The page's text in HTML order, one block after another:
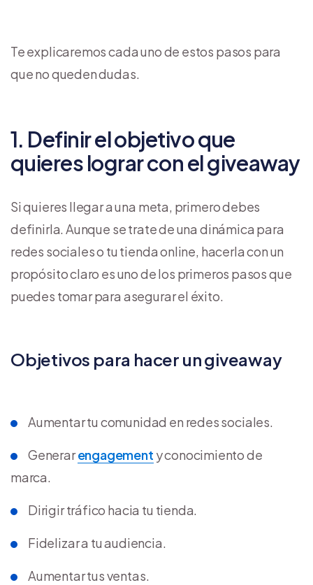
Te explicaremos cada uno de estos pasos para
que no queden dudas.
1. Definir el objetivo que
quieres lograr con el giveaway
Si quieres llegar a una meta, primero debes
definirla. Aunque se trate de una dinámica para
redes sociales o tu tienda online, hacerla con un
propósito claro es uno de los primeros pasos que
puedes tomar para asegurar el éxito.
Objetivos para hacer un giveaway
Aumentar tu comunidad en redes sociales.
Generarengagement y conocimiento de
marca.
Dirigir tráfico hacia tu tienda.
Fidelizar a tu audiencia.
Aumentar tus ventas.